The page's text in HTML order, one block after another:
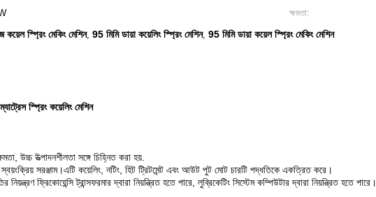
ক্ষমতা:
কয়েল স্প্রিং মেকিং মেশিন, 95 মিমি ডায়া কয়েলিং স্প্রিং মেশিন, 95 মিমি ডায়া কয়েল স্প্রিং মেকিং মেশিন
স্প্রিং কয়েলিং মেশিন
উচ্চ উত্পাদনশীলতা সঙ্গে চিহ্নিত করা হয়.
সরঞ্জাম।এটি কয়েলিং, নটিং, হিট ট্রিটমেন্ট এবং আউট পুট মোট চারটি পদ্ধতিকে একত্রিত করে।
ফ্রিকোয়েন্সি ট্রান্সফরমার দ্বারা নিয়ন্ত্রিত হতে পারে, লুব্রিকেটিং সিস্টেম কম্পিউটার দ্বারা নিয়ন্ত্রিত হতে পারে।